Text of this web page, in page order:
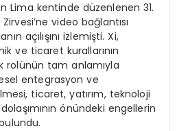
Lima kentinde düzenlenen 31.
video bağlantısı
açılışını izlemişti. Xi,
ve ticaret kurallarının
rolünün tam anlamıyla
entegrasyon ve
ticaret, yatırım, teknoloji
önündeki engellerin